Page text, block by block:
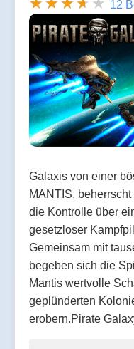
12
Galaxis von einer
MANTIS,
die Kontrolle über
gesetzloser
Gemeinsam mit
begeben sich die
Mantis wertvolle
geplünderten
erobern.Pirate